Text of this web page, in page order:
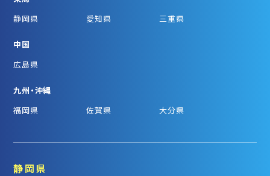
静岡県
愛知県 三重県
中国
広島県
九州・沖縄
福岡県
佐賀県 大分県
静岡県